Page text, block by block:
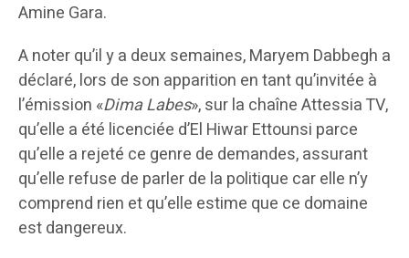
Amine Gara.
A noter qu’il y a deux semaines, Maryem Dabbegh a
déclaré, lors de son apparition en tant qu’invitée à
l’émission «Dima Labes», sur la chaîne Attessia TV,
qu’elle a été licenciée d’El Hiwar Ettounsi parce
qu’elle a rejeté ce genre de demandes, assurant
qu’elle refuse de parler de la politique car elle n’y
comprend rien et qu’elle estime que ce domaine
est dangereux.